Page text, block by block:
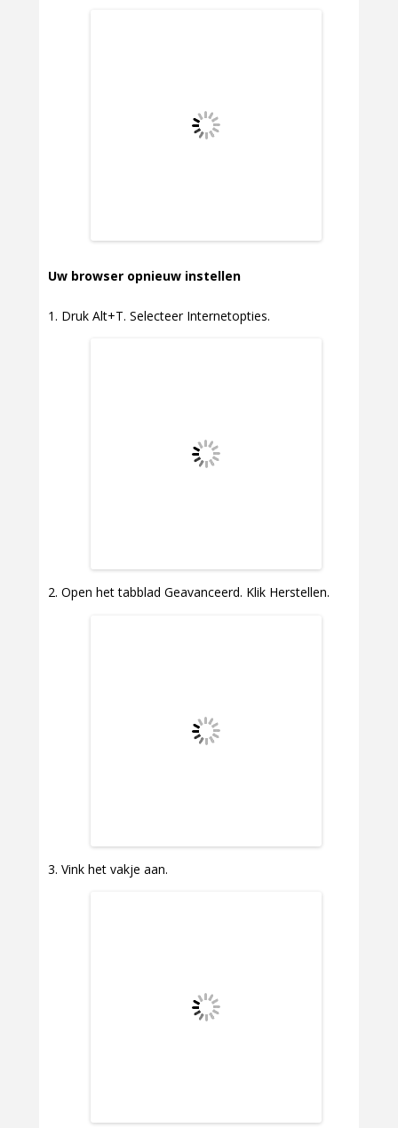
Uw browser opnieuw instellen
Druk Alt+T. Selecteer Internetopties.
Open het tabblad Geavanceerd. Klik Herstellen.
Vink het vakje aan.